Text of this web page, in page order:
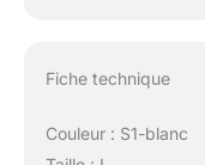
Fiche technique
Couleur : S1-blanc